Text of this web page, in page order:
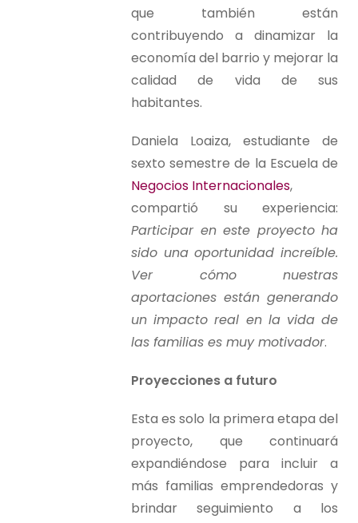
que también están
contribuyendo a dinamizar la
economía del barrio y mejorar la
calidad de vida de sus
habitantes.
Daniela Loaiza, estudiante de
sexto semestre de la Escuela de
Negocios Internacionales,
compartió su experiencia:
Participar en este proyecto ha
sido una oportunidad increíble.
Ver cómo nuestras
aportaciones están generando
un impacto real en la vida de
las familias es muy motivador.
Proyecciones a futuro
Esta es solo la primera etapa del
proyecto, que continuará
expandiéndose para incluir a
más familias emprendedoras y
brindar seguimiento a los